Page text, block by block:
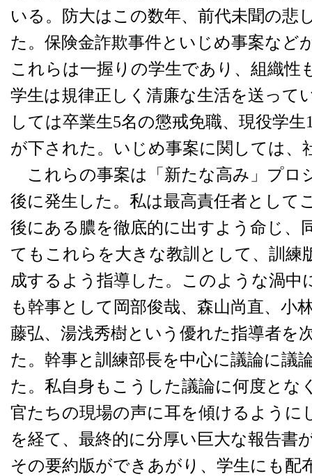
いる。防大はこの数年、前代未聞の悲
た。保険金詐欺事件といじめ事案など
これらは一握りの学生であり、組織性
学生は規律正しく清廉な生活を送って
しては卒業生5名の懲戒免職、現役学
が下された。いじめ事案に関しては、
これらの事案は「新たな高み」プロ
後に発生した。私は最高責任者として
後にある膿を徹底的に出すよう命じ、
てもこれらを大きな教訓として、訓練
成するよう指導した。このような渦中
も幹事として岡部俊哉、森山尚直、小
藤弘、湯浅秀樹という優れた指導者を
た。幹事と訓練部長を中心に議論に議
た。私自身もこうした議論に何度とな
官たちの現場の声に耳を傾けるように
を経て、最終的に分厚い巨大な報告書
その要約版ができあがり、学生にも配